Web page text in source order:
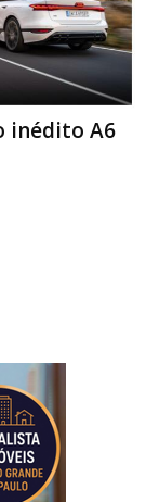
inédito A6